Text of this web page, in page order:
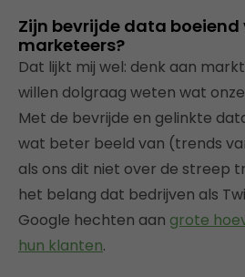
Zijn bevrijde data boeiend
marketeers?
Dat lijkt mij wel: denk aan
willen dolgraag weten wat
Met de bevrijde en gelinkte
wat beter beeld van (trends
als ons dit niet over de streep
het belang dat bedrijven als
Google hechten aan grote
hun klanten.